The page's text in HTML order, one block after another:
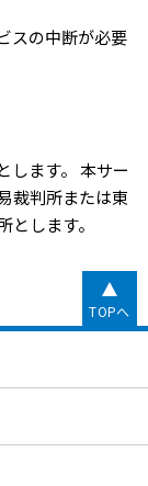
スの中断が必要
します。 本サー
裁判所または東
します。
TOPへ